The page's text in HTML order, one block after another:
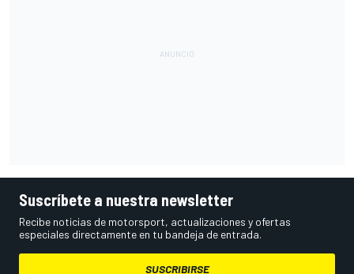
Suscríbete a nuestra newsletter
Recibe noticias de motorsport, actualizaciones y ofertas
especiales directamente en tu bandeja de entrada.
SUSCRIBIRSE